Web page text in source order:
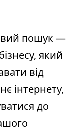
пошук —
який
від
інтернету,
до